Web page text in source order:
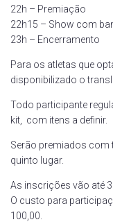
22h – Premiação
22h15 – Show com
23h – Encerramento
Para os atletas que
disponibilizado o
Todo participante
kit, com itens a definir.
Serão premiados
quinto lugar.
As inscrições vão até
O custo para
100,00.